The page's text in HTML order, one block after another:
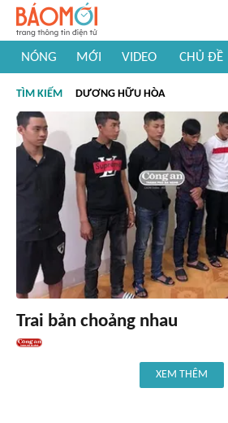
NÓNG MỚI VIDEO CHỦ ĐỀ
#Khám phá thế giới
TÌM KIẾM DƯƠNG HỮU HÒA
Trai bản choảng nhau
XEM THÊM